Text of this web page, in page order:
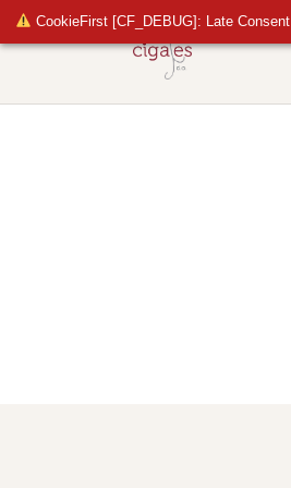
CookieFirst [CF_DEBUG]: Late